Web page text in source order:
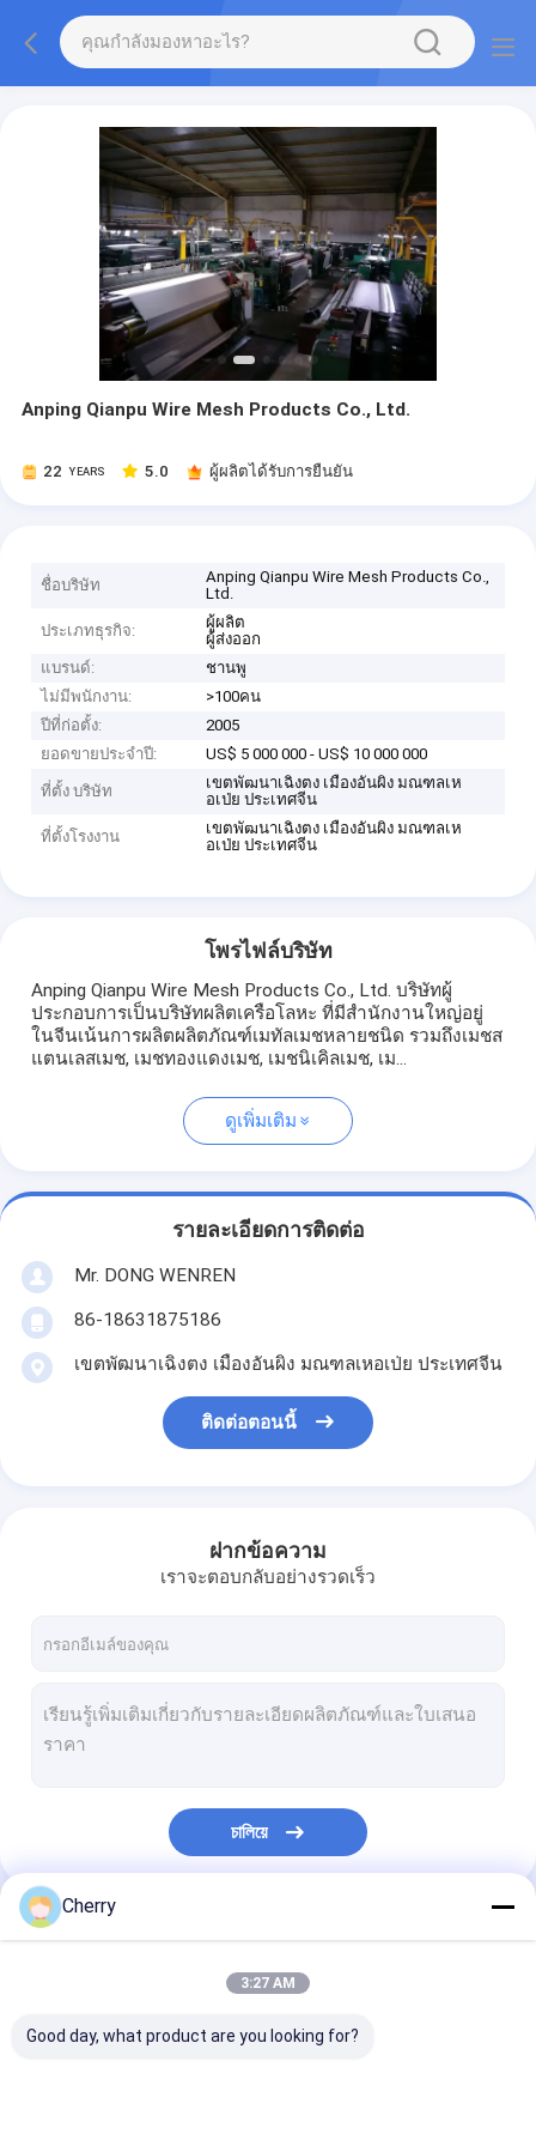
Anping Qianpu Wire Mesh Products Co., Ltd.
22 YEARS 5.0 ผู้ผลิตได้รับการยืนยัน
ชื่อบริษัท
Anping Qianpu Wire Mesh Products Co.,
Ltd.
ประเภทธุรกิจ:
ผู้ผลิต
ผู้ส่งออก
แบรนด์:
ชานพู
ไม่มีพนักงาน:
>100คน
ปีที่ก่อตั้ง:
2005
ยอดขายประจำปี:
US$ 5 000 000 - US$ 10 000 000
ที่ตั้ง บริษัท
เขตพัฒนาเฉิงตง เมืองอันผิง มณฑลเห
อเป่ย ประเทศจีน
ที่ตั้งโรงงาน
เขตพัฒนาเฉิงตง เมืองอันผิง มณฑลเห
อเป่ย ประเทศจีน
โพรไฟล์บริษัท
Anping Qianpu Wire Mesh Products Co., Ltd. บริษัทผู้
ประกอบการเป็นบริษัทผลิตเครือโลหะ ที่มีสํานักงานใหญ่อยู่
ในจีนเน้นการผลิตผลิตภัณฑ์เมทัลเมชหลายชนิด รวมถึงเมชส
แตนเลสเมช, เมชทองแดงเมช, เมชนิเคิลเมช, เม...
ดูเพิ่มเติม
รายละเอียดการติดต่อ
Mr. DONG WENREN
86-18631875186
เขตพัฒนาเฉิงตง เมืองอันผิง มณฑลเหอเป่ย ประเทศจีน
ติดต่อตอนนี้
ฝากข้อความ
เราจะตอบกลับอย่างรวดเร็ว
চালিয়ে
หมวดหมู่ของเรา
Cherry
3:27 AM
Good day, what product are you looking for?